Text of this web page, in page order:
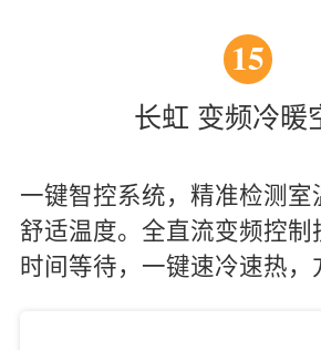
15
长虹 变频冷暖
一键智控系统，精准检测室
舒适温度。全直流变频控制
时间等待，一键速冷速热，